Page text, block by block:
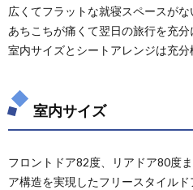
広くてフラットな就寝スペースが
あちこちが痛くて翌日の旅行を充分
室内サイズとシートアレンジは充分
室内サイズ
フロントドア82度、リアドア80度
ア構造を実現したフリースタイル